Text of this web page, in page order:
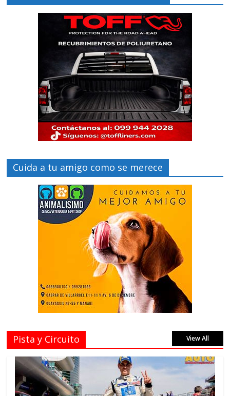
Cuida a tu amigo como se merece
Pista y Circuito View All